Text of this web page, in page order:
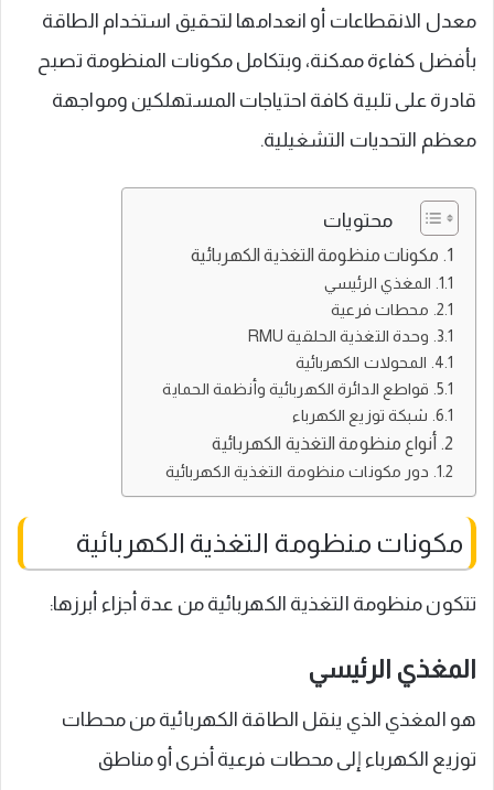
معدل الانقطاعات أو انعدامها لتحقيق استخدام الطاقة
بأفضل كفاءة ممكنة، وبتكامل مكونات المنظومة تصبح
قادرة على تلبية كافة احتياجات المستهلكين ومواجهة
معظم التحديات التشغيلية.
محتويات
مكونات منظومة التغذية الكهربائية
المغذي الرئيسي
محطات فرعية
وحدة التغذية الحلقية RMU
المحولات الكهربائية
قواطع الدائرة الكهربائية وأنظمة الحماية
شبكة توزيع الكهرباء
أنواع منظومة التغذية الكهربائية
دور مكونات منظومة التغذية الكهربائية
مكونات منظومة التغذية الكهربائية
تتكون منظومة التغذية الكهربائية من عدة أجزاء أبرزها:
المغذي الرئيسي
هو المغذي الذي ينقل الطاقة الكهربائية من محطات
توزيع الكهرباء إلى محطات فرعية أخرى أو مناطق